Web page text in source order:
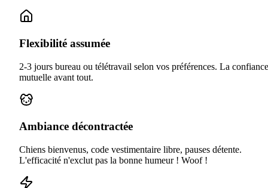
Flexibilité assumée
2-3 jours bureau ou télétravail selon vos préférences. La confiance
mutuelle avant tout.
Ambiance décontractée
Chiens bienvenus, code vestimentaire libre, pauses détente.
L'efficacité n'exclut pas la bonne humeur ! Woof !